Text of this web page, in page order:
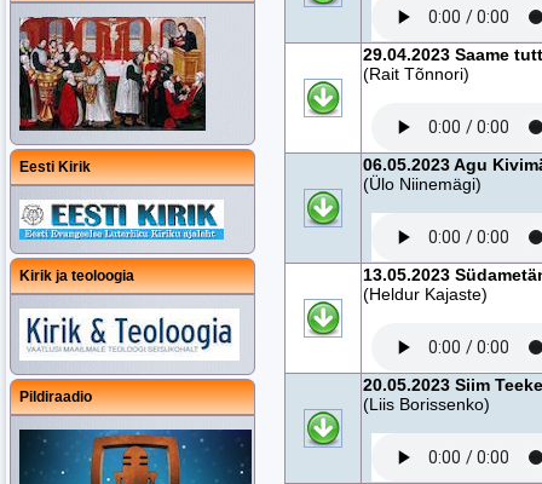
Eesti Kirik
Kirik ja teoloogia
Pildiraadio
29.04.2023 Saame
(Rait Tõnnori)
06.05.2023 Agu
(Ülo Niinemägi)
13.05.2023
(Heldur Kajaste)
20.05.2023 Siim
(Liis Borissenko)